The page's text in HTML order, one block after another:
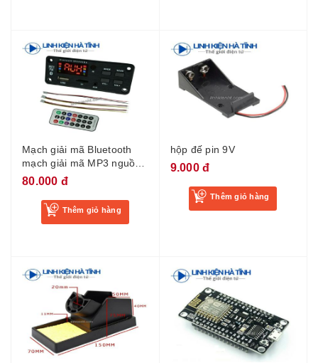
Mạch giải mã Bluetooth
mạch giải mã MP3 nguồn
điện 7V-18V
80.000 đ
Thêm giỏ hàng
hộp đế pin 9V
9.000 đ
Thêm giỏ hàng